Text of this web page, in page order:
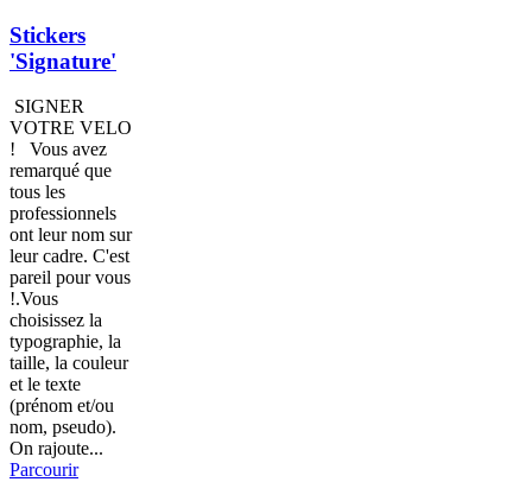
Stickers
'Signature'
SIGNER
VOTRE VELO
! Vous avez
remarqué que
tous les
professionnels
ont leur nom sur
leur cadre. C'est
pareil pour vous
!.Vous
choisissez la
typographie, la
taille, la couleur
et le texte
(prénom et/ou
nom, pseudo).
On rajoute...
Parcourir